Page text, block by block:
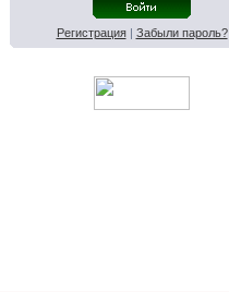
Регистрация| Забыли пароль?